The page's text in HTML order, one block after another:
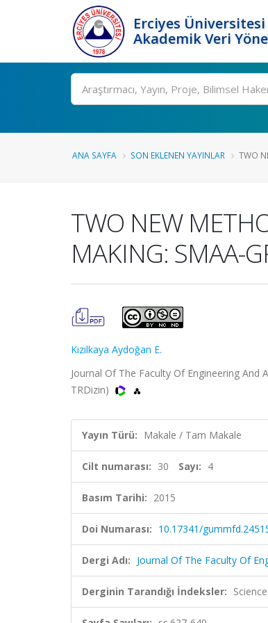
Erciyes Üniversitesi
Akademik Veri
Ara
ANA SAYFA SON EKLENEN YAYINLAR TWO
TWO NEW
MAKING: SMAA-
Kızılkaya Aydoğan E.
Journal Of The Faculty Of Engineering And
TRDizin)
Yayın Türü: Makale / Tam Makale
Cilt numarası: 30 Sayı: 4
Basım Tarihi: 2015
Doi Numarası: 10.17341/
Dergi Adı: Journal Of The Faculty Of
Derginin Tarandığı İndeksler: